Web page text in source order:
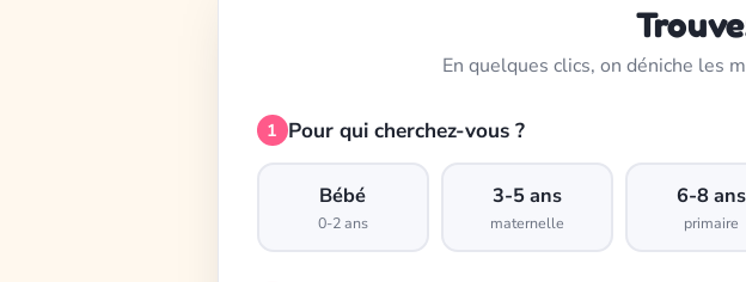
En quelques clics, on déniche les
1 Pour qui cherchez-vous ?
Bébé
0-2 ans
3-5 ans
maternelle
6-8 ans
primaire